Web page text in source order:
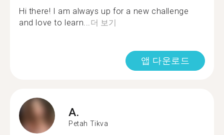
Hi there! I am always up for a new challenge
and love to learn...더 보기
앱 다운로드
A.
Petah Tikva